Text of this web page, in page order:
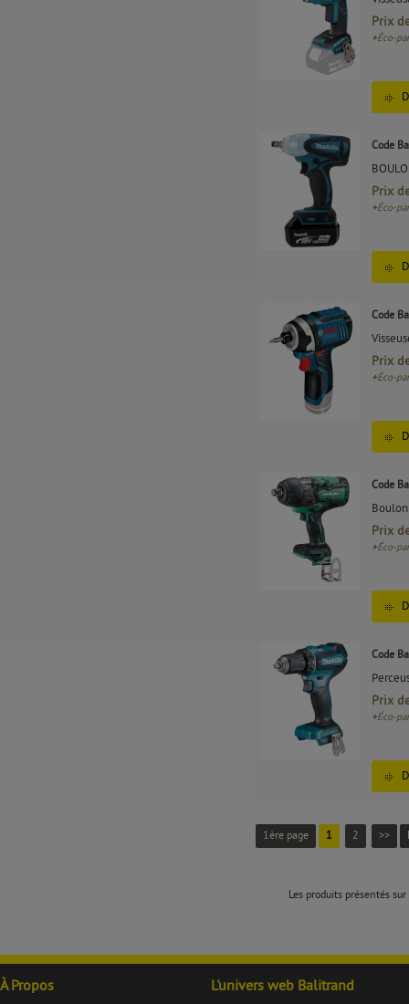
Prix
+Éco-
Code
Prix
+Éco-
Code
Prix
+Éco-
Code
Prix
+Éco-
Code
Prix
+Éco-
1ère page 1 2 >>
Les produits présentés
À Propos L'univers web Balitrand